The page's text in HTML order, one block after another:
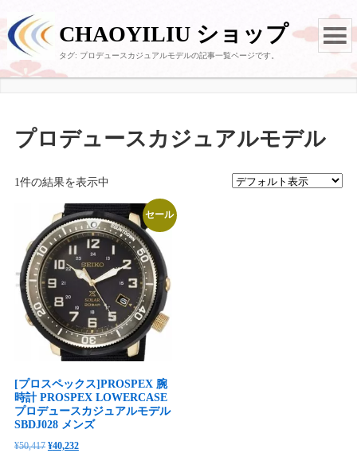
CHAOYILIU ショップ
タグ: プロデュースカジュアルモデルの記事一覧ページです。
プロデュースカジュアルモデル
1件の結果を表示中
セール
[プロスペックス]PROSPEX 腕
時計 PROSPEX LOWERCASE
プロデュースカジュアルモデル
SBDJ028 メンズ
¥50,417 元
¥40,232現